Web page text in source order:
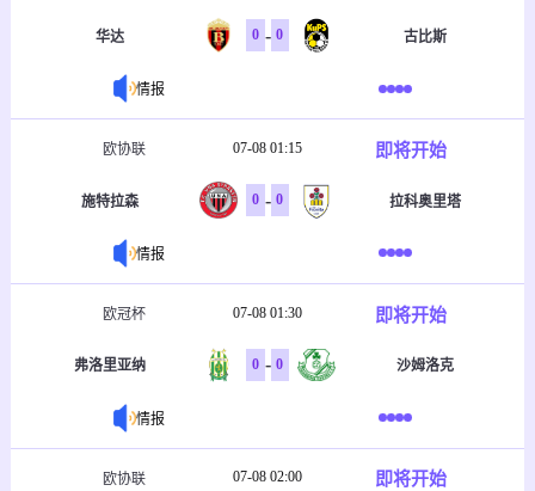
华达 0 - 0 古比斯
情报
欧协联 07-08 01:15 即将开始
施特拉森 0 - 0 拉科奥里塔
情报
欧冠杯 07-08 01:30 即将开始
弗洛里亚纳 0 - 0 沙姆洛克
情报
欧协联 07-08 02:00 即将开始